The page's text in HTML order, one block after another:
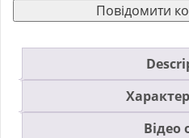
Повідомити
Відео